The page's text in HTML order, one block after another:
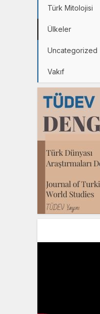
Türk Mitolojisi
Ülkeler
Uncategorized
Vakıf